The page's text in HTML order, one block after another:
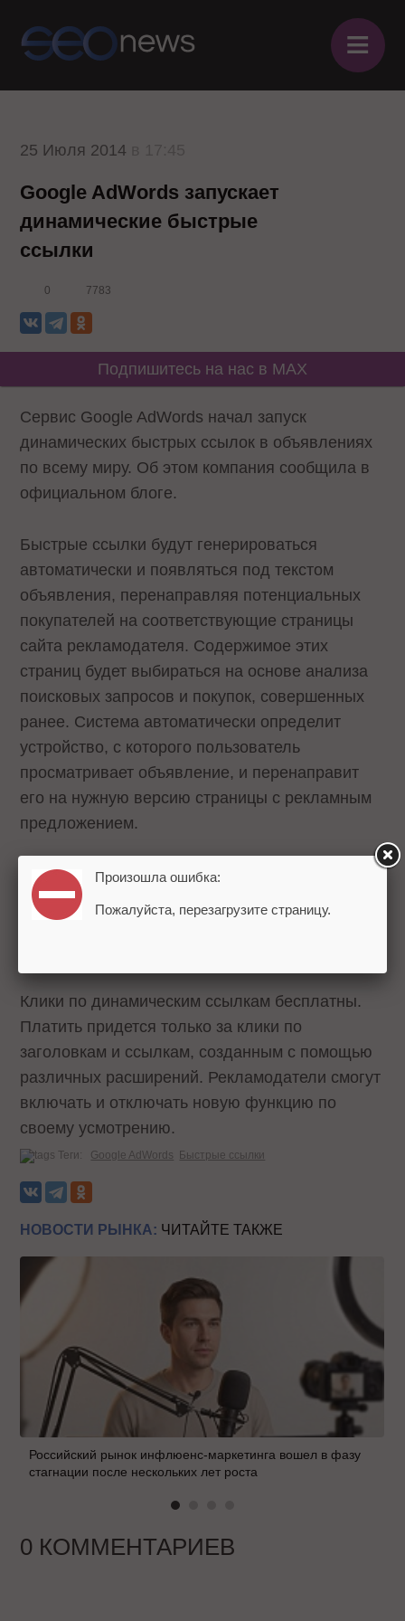
≡
25 Июля 2014
Google AdWords запускает
динамические быстрые
ссылки
0 7783
Подпишитесь на нас в MAX
Сервис Google AdWords начал запуск
динамических быстрых ссылок в объявлениях
по всему миру. Об этом компания сообщила в
официальном блоге.
Быстрые ссылки будут генерироваться
автоматически и появляться под текстом
объявления, перенаправляя потенциальных
покупателей на соответствующие страницы
сайта рекламодателя. Содержимое этих
страниц будет выбираться на основе анализа
поисковых запросов и покупок, совершенных
ранее. Система автоматически определит
устройство, с которого пользователь
просматривает объявление, и перенаправит
его на нужную версию страницы с рекламным
предложением.
Тем не менее, важно продолжать оптимизацию
обычных быстрых ссылок, так как доля показов
динамических ссылок в объявлениях будет
Клики по динамическим ссылкам бесплатны.
Платить придется только за клики по
заголовкам и ссылкам, созданным с помощью
различных расширений. Рекламодатели смогут
включать и отключать новую функцию по
своему усмотрению.
Теги: Google AdWords Быстрые ссылки
НОВОСТИ РЫНКА: ЧИТАЙТЕ ТАКЖЕ
Российский рынок инфлюенс-маркетинга вошел в фазу
стагнации после нескольких лет роста
0 КОММЕНТАРИЕВ
Произошла ошибка:
Пожалуйста, перезагрузите страницу.